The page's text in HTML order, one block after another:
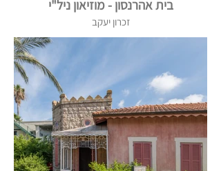
בית אהרנסון - מוזיאון ניל"י
זכרון יעקב